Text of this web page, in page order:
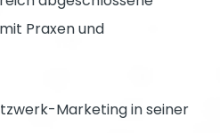
Praxen und
Marketing in seiner